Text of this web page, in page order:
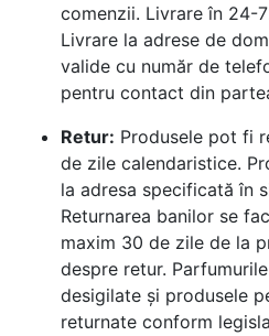
comenzii. Livrare în 24-
Livrare la adrese de
valide cu număr de
pentru contact din
Retur: Produsele pot fi
de zile calendaristice.
la adresa specificată în
Returnarea banilor se
maxim 30 de zile de la
despre retur.
desigilate și produsele
returnate conform